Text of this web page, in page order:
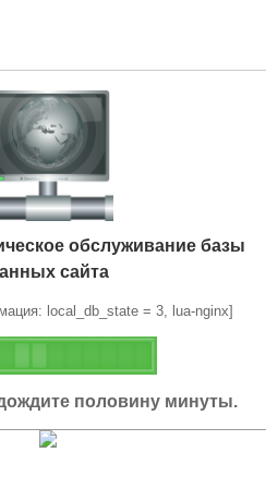
обслуживание базы
сайта
local_db_state = 3, lua-nginx]
половину минуты.